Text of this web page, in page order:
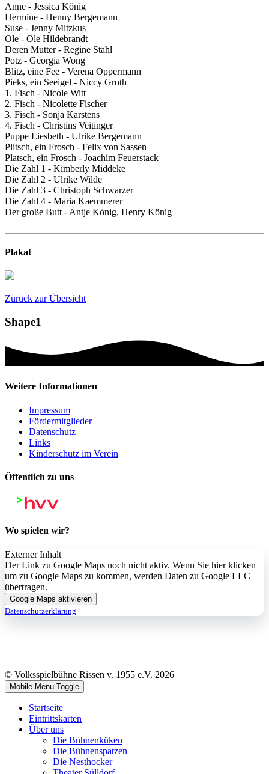
Anne - Jessica König
Hermine - Henny Bergemann
Suse - Jenny Mitzkus
Ole - Ole Hildebrandt
Deren Mutter - Regine Stahl
Potz - Georgia Wong
Blitz, eine Fee - Verena Oppermann
Pieks, ein Seeigel - Niccy Groth
1. Fisch - Nicole Witt
2. Fisch - Nicolette Fischer
3. Fisch - Sonja Karstens
4. Fisch - Christins Veitinger
Puppe Liesbeth - Ulrike Bergemann
Plitsch, ein Frosch - Felix von Sassen
Platsch, ein Frosch - Joachim Feuerstack
Die Zahl 1 - Kimberly Middeke
Die Zahl 2 - Ulrike Wilde
Die Zahl 3 - Christoph Schwarzer
Die Zahl 4 - Maria Kaemmerer
Der große Butt - Antje König, Henry König
Plakat
Zurück zur Übersicht
Shape1
Weitere Informationen
Impressum
Fördermitglieder
Datenschutz
Links
Kinderschutz im Verein
Öffentlich zu uns
Wo spielen wir?
Externer Inhalt
Der Link zu Google Maps noch nicht aktiv. Wenn Sie hier klicken
um zu Google Maps zu kommen, werden Daten zu Google LLC
übertragen.
Google Maps aktivieren
Datenschutzerklärung
© Volksspielbühne Rissen v. 1955 e.V. 2026
Mobile Menu Toggle
Startseite
Eintrittskarten
Über uns
Die Bühnenküken
Die Bühnenspatzen
Die Nesthocker